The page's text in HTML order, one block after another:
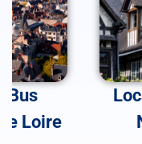
Bus
Loire